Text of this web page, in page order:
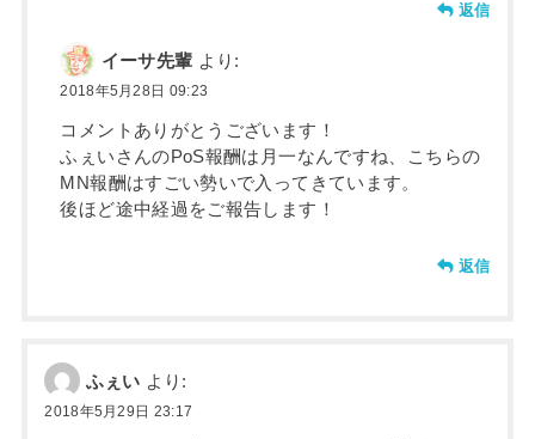
返信
イーサ先輩 より:
2018年5月28日 09:23
コメントありがとうございます！
ふぇいさんのPoS報酬は月一なんですね、こちらの
MN報酬はすごい勢いで入ってきています。
後ほど途中経過をご報告します！
返信
ふぇい より:
2018年5月29日 23:17